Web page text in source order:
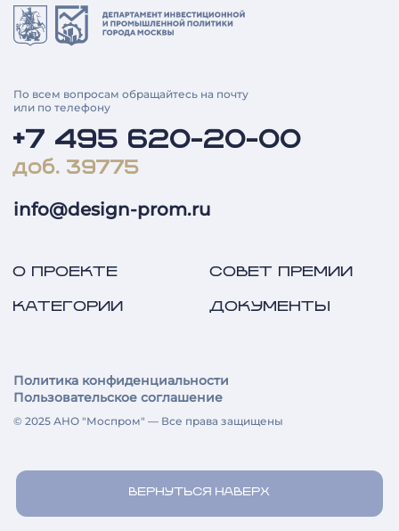
По всем вопросам обращайтесь на почту
или по телефону
+7 495 620-20-00
доб. 39775
info@design-prom.ru
О ПРОЕКТЕ
КАТЕГОРИИ
СОВЕТ ПРЕМИИ
ДОКУМЕНТЫ
Политика конфиденциальности
Пользовательское соглашение
© 2025 АНО "Моспром" — Все права защищены
ВЕРНУТЬСЯ НАВЕРХ